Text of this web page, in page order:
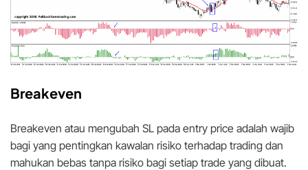
Breakeven
Breakeven atau mengubah SL pada entry price adalah wajib
bagi yang pentingkan kawalan risiko terhadap trading dan
mahukan bebas tanpa risiko bagi setiap trade yang dibuat.